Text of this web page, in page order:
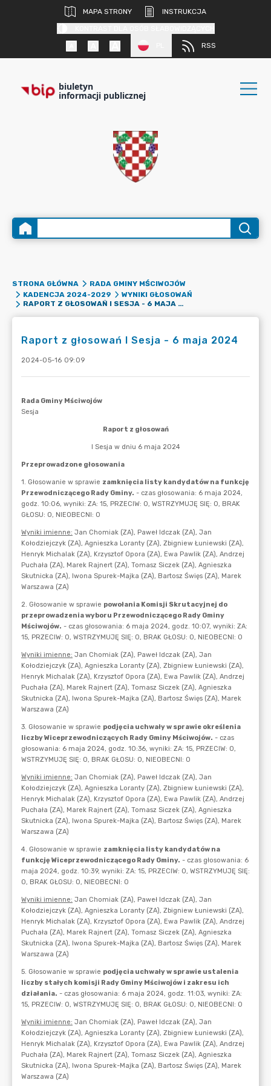
MAPA STRONY
INSTRUKCJA
RSS
biuletyn
informacji publicznej
STRONA GŁÓWNA
RADA GMINY MŚCIWOJÓW
KADENCJA 2024-2029
WYNIKI GŁOSOWAŃ
RAPORT Z GŁOSOWAŃ I SESJA - 6 MAJA 2024
Raport z głosowań I Sesja - 6 maja 2024
2024-05-16 09:09